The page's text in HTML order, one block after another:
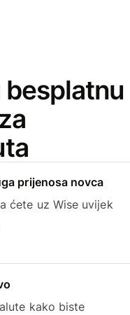
besplatnu
prijenosa novca
ćete uz Wise uvijek
kako biste